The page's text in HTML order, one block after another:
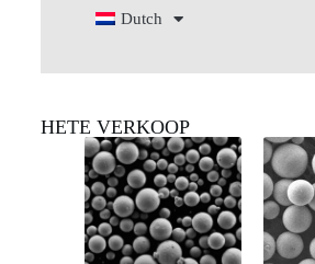
Dutch
HETE VERKOOP